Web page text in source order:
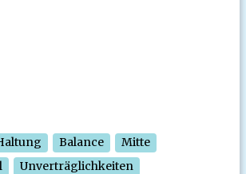
Balance
Mitte
Unverträglichkeiten